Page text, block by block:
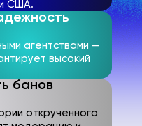
и США.
агентствами —
высокий
банов
открученного